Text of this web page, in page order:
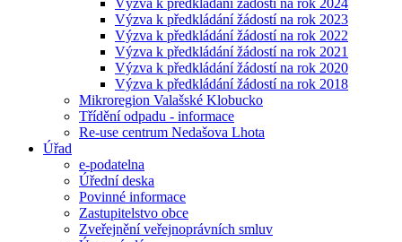
Výzva k předkládání žádostí na rok 2024
Výzva k předkládání žádostí na rok 2023
Výzva k předkládání žádostí na rok 2022
Výzva k předkládání žádostí na rok 2021
Výzva k předkládání žádostí na rok 2020
Výzva k předkládání žádostí na rok 2018
Mikroregion Valašské Klobucko
Třídění odpadu - informace
Re-use centrum Nedašova Lhota
Úřad
e-podatelna
Úřední deska
Povinné informace
Zastupitelstvo obce
Zveřejnění veřejnoprávních smluv